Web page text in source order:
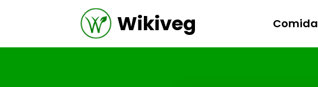
Wikiveg Comida